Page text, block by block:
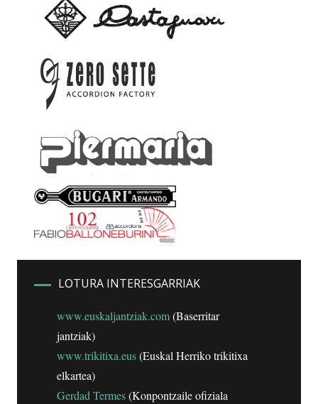
LOTURA INTERESGARRIAK
www.euskaljantziak.com(Baserritar
jantziak)
www.trikitixa.eus(Euskal Herriko trikitixa
elkartea)
Gerdad Termes(Konpontzaile ofiziala